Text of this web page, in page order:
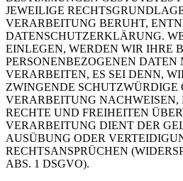
JEWEILIGE
VERARBEITUNG BERUHT,
DATENSCHUTZERKLÄRUNG.
EINLEGEN, WERDEN WIR IHRE
PERSONENBEZOGENEN DATEN
VERARBEITEN, ES SEI DENN,
ZWINGENDE SCHUTZWÜRDIGE
VERARBEITUNG NACHWEISEN,
RECHTE UND FREIHEITEN
VERARBEITUNG DIENT DER
AUSÜBUNG ODER
RECHTSANSPRÜCHEN
ABS. 1 DSGVO).